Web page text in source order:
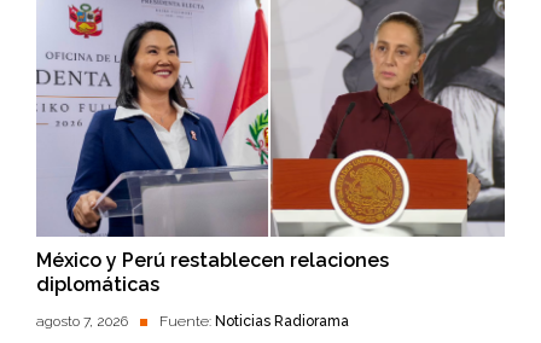
México y Perú restablecen relaciones
diplomáticas
agosto 7, 2026 Fuente: Noticias Radiorama